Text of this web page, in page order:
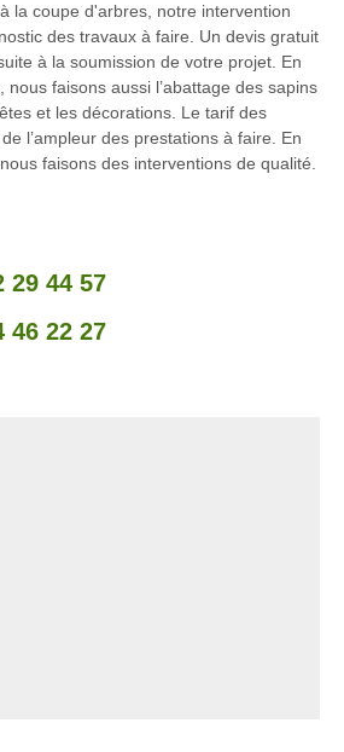
la coupe d'arbres, notre intervention
des travaux à faire. Un devis gratuit
à la soumission de votre projet. En
faisons aussi l’abattage des sapins
et les décorations. Le tarif des
l’ampleur des prestations à faire. En
faisons des interventions de qualité.
29 44 57
46 22 27